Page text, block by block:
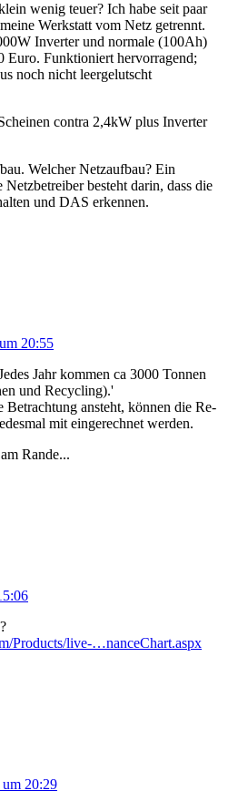
wenig teuer? Ich habe seit paar
Werkstatt vom Netz getrennt.
Inverter und normale (100Ah)
Euro. Funktioniert hervorragend;
noch nicht leergelutscht
contra 2,4kW plus Inverter
Welcher Netzaufbau? Ein
besteht darin, dass die
und DAS erkennen.
20:55
Jahr kommen ca 3000 Tonnen
und Recycling).'
Betrachtung ansteht, können die Re-
mit eingerechnet werden.
Rande...
Products/live-…nanceChart.aspx
um 20:29